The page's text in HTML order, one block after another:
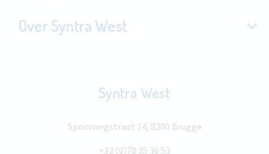
Over Syntra West
Syntra West
Spoorwegstraat 14, 8200 Brugge
+32 (0)78 35 36 53